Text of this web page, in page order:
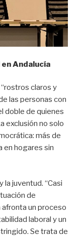
Andalucía
claros y
las personas con
doble de quienes
exclusión no solo
más de
en hogares sin
la juventud. “Casi
de
afronta un proceso
laboral y un
Se trata de